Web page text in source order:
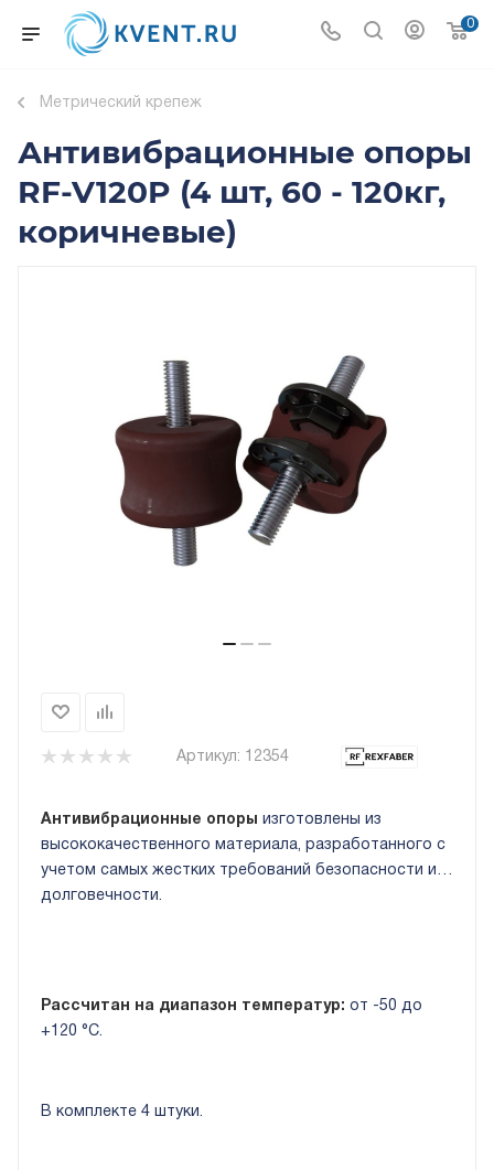
0
Метрический крепеж
Антивибрационные опоры
RF-V120P (4 шт, 60 - 120кг,
коричневые)
Артикул: 12354
Антивибрационные опоры
изготовлены из
высококачественного материала, разработанного с
учетом самых жестких требований безопасности и
долговечности.
Рассчитан на диапазон температур: от -50 до
+120 °C.
В комплекте 4 штуки.